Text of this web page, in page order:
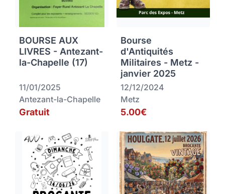
BOURSE AUX
LIVRES - Antezant-
la-Chapelle (17)
11/01/2025
Antezant-la-Chapelle
Gratuit
Bourse
d'Antiquités
Militaires - Metz -
janvier 2025
12/12/2024
Metz
5.00€